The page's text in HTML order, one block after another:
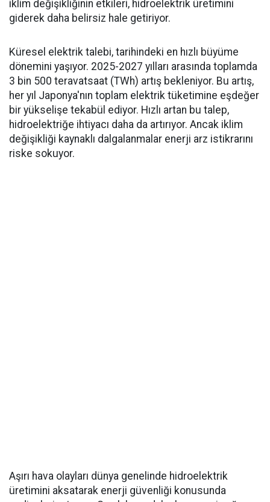
iklim değişikliğinin etkileri, hidroelektrik üretimini
giderek daha belirsiz hale getiriyor.
Küresel elektrik talebi, tarihindeki en hızlı büyüme
dönemini yaşıyor. 2025-2027 yılları arasında toplamda
3 bin 500 teravatsaat (TWh) artış bekleniyor. Bu artış,
her yıl Japonya'nın toplam elektrik tüketimine eşdeğer
bir yükselişe tekabül ediyor. Hızlı artan bu talep,
hidroelektriğe ihtiyacı daha da artırıyor. Ancak iklim
değişikliği kaynaklı dalgalanmalar enerji arz istikrarını
riske sokuyor.
Aşırı hava olayları dünya genelinde hidroelektrik
üretimini aksatarak enerji güvenliği konusunda